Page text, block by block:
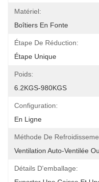
Matériel:
Boîtiers En Fonte
Étape De Réduction:
Étape Unique
Poids:
6.2KGS-980KGS
Configuration:
En Ligne
Méthode De
Ventilation Auto-Ventilée
Détails D'emballage: